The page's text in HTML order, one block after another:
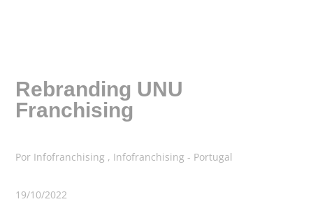
Rebranding UNU
Franchising
Por Infofranchising , Infofranchising - Portugal
19/10/2022